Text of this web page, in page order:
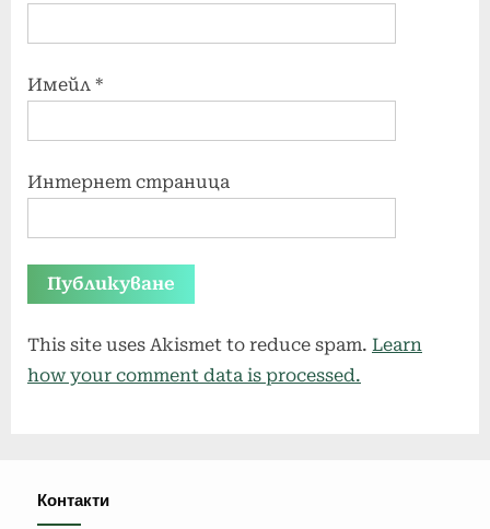
Имейл *
Интернет страница
This site uses Akismet to reduce spam. Learn
how your comment data is processed.
Контакти